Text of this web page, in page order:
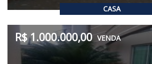
CASA
R$ 1.000.000,00 VENDA